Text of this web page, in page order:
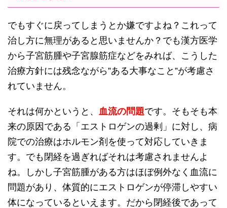
でもすぐに戻ってしまうとか嫌ですよね？これって
治し方に無理があると思いませんか？でも漢方医学
から子宮筋腫や子宮腺筋症などをみれば、こうした
治療方針には残念ながら”ある大事なこと”が考慮さ
れていません。
それは何かというと、 血流の問題です。そもそも本
来の原因である「エストロゲンの過剰」に対し、病
院での治療はホルモン剤を使って対応していきま
す。でも閉経を過ぎればそれは考慮されませんよ
ね。しかし子宮筋腫がある方はほぼ例外なく血流に
問題があり、体質的にエストロゲンが停滞しやすい
体になっているといえます。だから閉経後であって